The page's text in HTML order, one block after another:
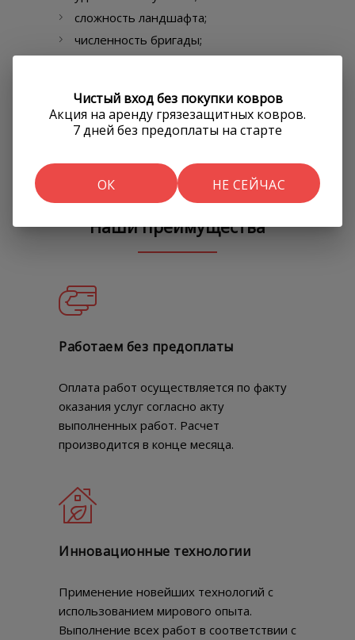
сложность ландшафта;
численность бригады;
образовавшихся отходов.
Чтобы рассчитать стоимость покоса
или оставьте заявку на сайте.
Наши преимущества
Работаем без предоплаты
Оплата работ осуществляется по факту
оказания услуг согласно акту
выполненных работ. Расчет
производится в конце месяца.
Инновационные технологии
Применение новейших технологий с
использованием мирового опыта.
Выполнение всех работ в соответствии с
Чистый вход без покупки ковров
Акция на аренду грязезащитных ковров.
7 дней без предоплаты на старте
ОК НЕ СЕЙЧАС